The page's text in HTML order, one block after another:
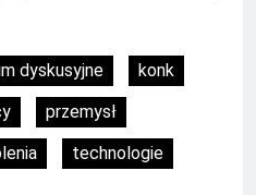
dyskusyjne
konk
przemysł
technologie